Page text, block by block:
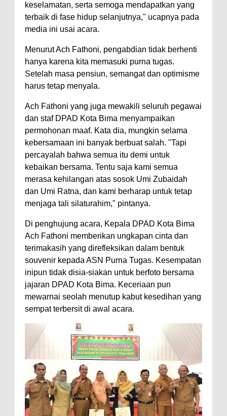
Sabu di Tambe, 2 Pria
Diamankan Bersama 23 Poket
SIGAPUAN dan Ikhtiar Kota Bima
Menjemput Korban Kekerasan
keselamatan, serta semoga mendapatkan yang
terbaik di fase hidup selanjutnya," ucapnya pada
media ini usai acara.
Menurut Ach Fathoni, pengabdian tidak berhenti
hanya karena kita memasuki purna tugas.
Setelah masa pensiun, semangat dan optimisme
harus tetap menyala.
Ach Fathoni yang juga mewakili seluruh pegawai
dan staf DPAD Kota Bima menyampaikan
permohonan maaf. Kata dia, mungkin selama
kebersamaan ini banyak berbuat salah. "Tapi
percayalah bahwa semua itu demi untuk
kebaikan bersama. Tentu saja kami semua
merasa kehilangan atas sosok Umi Zubaidah
dan Umi Ratna, dan kami berharap untuk tetap
menjaga tali silaturahim," pintanya.
Di penghujung acara, Kepala DPAD Kota Bima
Ach Fathoni memberikan ungkapan cinta dan
terimakasih yang direfleksikan dalam bentuk
souvenir kepada ASN Purna Tugas. Kesempatan
inipun tidak disia-siakan untuk berfoto bersama
jajaran DPAD Kota Bima. Keceriaan pun
mewarnai seolah menutup kabut kesedihan yang
sempat terbersit di awal acara.